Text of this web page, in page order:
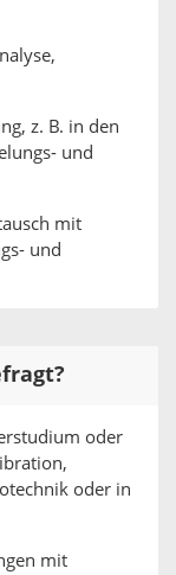
z. B. in den
und
mit
und
oder
oder in
mit